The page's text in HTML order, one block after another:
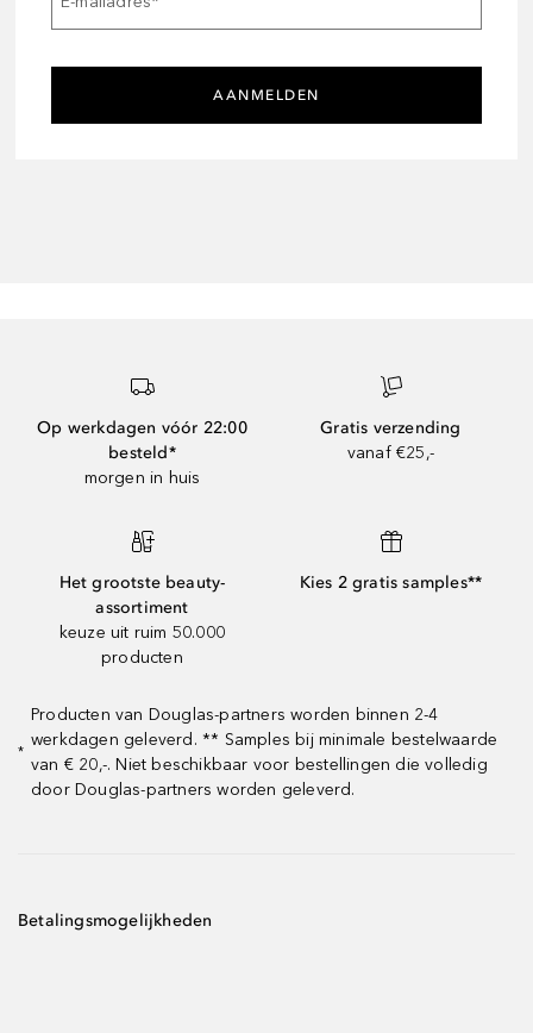
AANMELDEN
Op werkdagen vóór 22:00
besteld*
morgen in huis
Gratis verzending
vanaf €25,-
Het grootste beauty-
assortiment
keuze uit ruim 50.000
producten
Kies 2 gratis samples**
*
Producten van Douglas-partners worden binnen 2-4
werkdagen geleverd. ** Samples bij minimale bestelwaarde
van € 20,-. Niet beschikbaar voor bestellingen die volledig
door Douglas-partners worden geleverd.
Betalingsmogelijkheden